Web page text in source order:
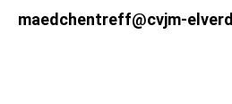
maedchentreff@cvjm-